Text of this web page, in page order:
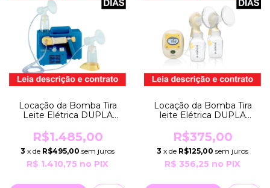
Locação da Bomba Tira
Leite Elétrica DUPLA
SELECT por 30 Dias
EXTRATORA Bivolt
Robusta Prof Medela
R$1.485,00
3 x de R$495,00 sem juros
R$ 1.410,75 no PIX
Locação da Bomba Tira
leite Elétrica DUPLA
EXTRATORA Bivolt com
Bateria Recarregável
Medela
R$375,00
3 x de R$125,00 sem juros
R$ 356,25 no PIX